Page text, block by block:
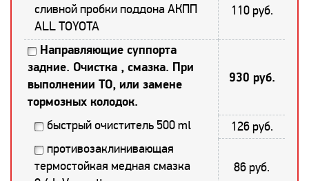
сливной пробки поддона АКПП
ALL TOYOTA
110 руб.
Направляющие суппорта
задние. Очистка , смазка. При
выполнении ТО, или замене
тормозных колодок.
930 руб.
быстрый очиститель 500 ml
126 руб.
противозаклинивающая
термостойкая медная смазка
86 руб.